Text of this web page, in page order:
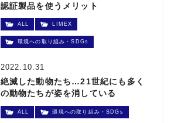
認証製品を使うメリット
ALL LIMEX
環境への取り組み・SDGs
2022.10.31
絶滅した動物たち…21世紀にも多く
の動物たちが姿を消している
ALL 環境への取り組み・SDGs